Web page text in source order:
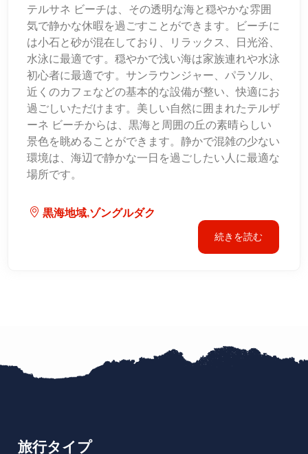
テルサネ ビーチは、その透明な海と穏やかな雰囲
気で静かな休暇を過ごすことができます。ビーチに
は小石と砂が混在しており、リラックス、日光浴、
水泳に最適です。穏やかで浅い海は家族連れや水泳
初心者に最適です。サンラウンジャー、パラソル、
近くのカフェなどの基本的な設備が整い、快適にお
過ごしいただけます。美しい自然に囲まれたテルザ
ーネ ビーチからは、黒海と周囲の丘の素晴らしい
景色を眺めることができます。静かで混雑の少ない
環境は、海辺で静かな一日を過ごしたい人に最適な
場所です。
黒海地域,ゾングルダク
続きを読む
旅行タイプ